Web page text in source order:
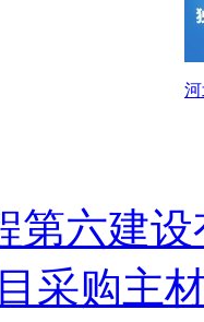
第六建
采购主